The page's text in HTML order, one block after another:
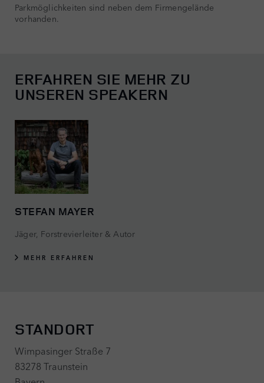
Parkmöglichkeiten sind neben dem Firmengelände
vorhanden.
ERFAHREN SIE MEHR ZU
UNSEREN SPEAKERN
STEFAN MAYER
Jäger, Forstrevierleiter & Autor
MEHR ERFAHREN
STANDORT
Wimpasinger Straße 7
83278 Traunstein